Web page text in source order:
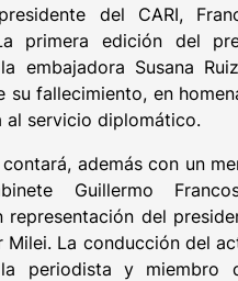
del CARI,
primera edición del
embajadora Susana
su fallecimiento, en
al servicio diplomático.
además con un
Guillermo
representación del
Milei. La conducción del
periodista y miembro